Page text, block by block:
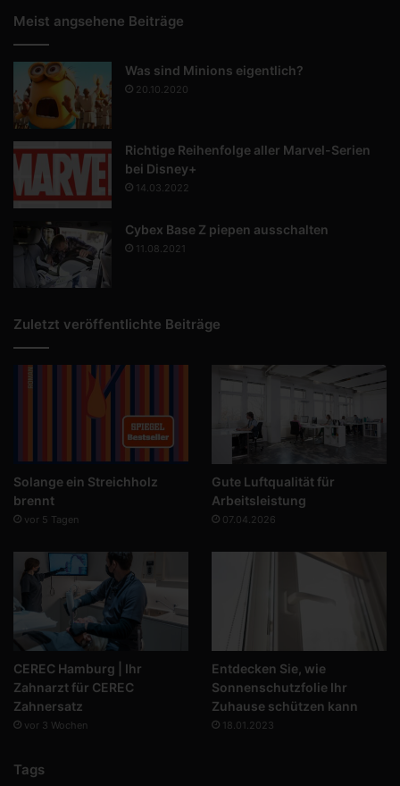
Meist angsehene Beiträge
Was sind Minions eigentlich?
20.10.2020
Richtige Reihenfolge aller Marvel-Serien
bei Disney+
14.03.2022
Cybex Base Z piepen ausschalten
11.08.2021
Zuletzt veröffentlichte Beiträge
Solange ein Streichholz
brennt
vor 5 Tagen
Gute Luftqualität für
Arbeitsleistung
07.04.2026
CEREC Hamburg | Ihr
Zahnarzt für CEREC
Zahnersatz
vor 3 Wochen
Entdecken Sie, wie
Sonnenschutzfolie Ihr
Zuhause schützen kann
18.01.2023
Tags